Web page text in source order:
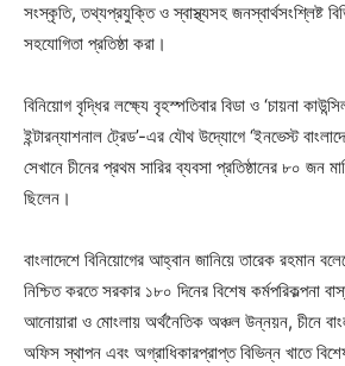
সংস্কৃতি, তথ্যপ্রযুক্তি ও স্বাস্থ্যসহ জনস্বার্থসংশ্লিষ্ট
সহযোগিতা প্রতিষ্ঠা করা।
বিনিয়োগ বৃদ্ধির লক্ষ্যে বৃহস্পতিবার বিডা ও ‘চায়না
ইন্টারন্যাশনাল ট্রেড’-এর যৌথ উদ্যোগে ‘ইনভেস্ট
সেখানে চীনের প্রথম সারির ব্যবসা প্রতিষ্ঠানের ৮০ জন
ছিলেন।
বাংলাদেশে বিনিয়োগের আহ্বান জানিয়ে তারেক রহমান
নিশ্চিত করতে সরকার ১৮০ দিনের বিশেষ কর্মপরিকল্পনা
আনোয়ারা ও মোংলায় অর্থনৈতিক অঞ্চল উন্নয়ন, চীনে
অফিস স্থাপন এবং অগ্রাধিকারপ্রাপ্ত বিভিন্ন খাতে